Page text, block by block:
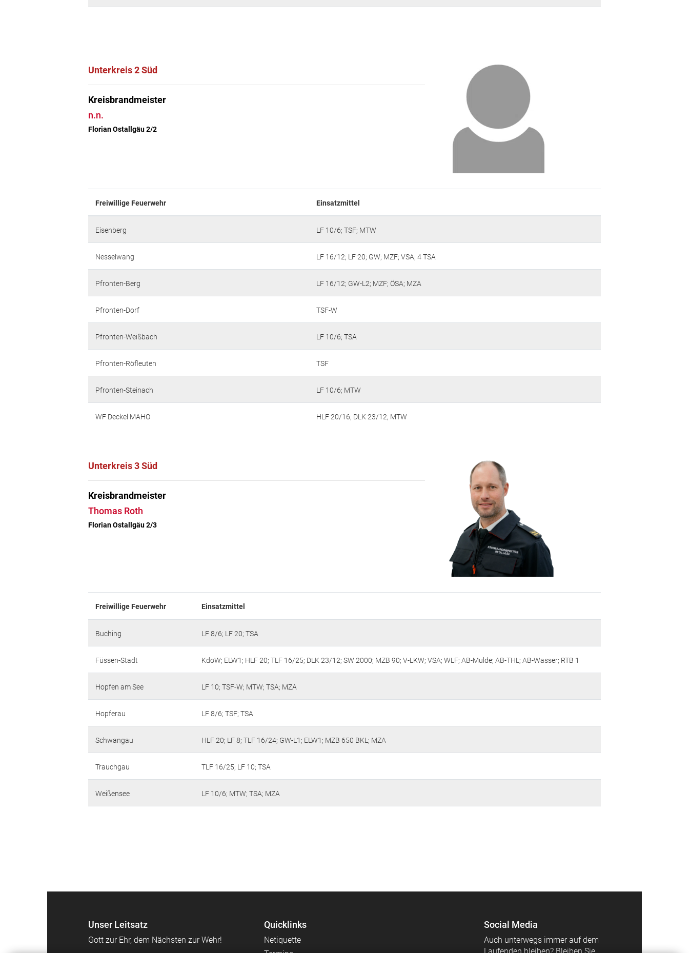
Unterkreis 2 Süd
Kreisbrandmeister
n.n.
Florian Ostallgäu 2/2
Freiwillige Feuerwehr Einsatzmittel
Eisenberg LF 10/6; TSF; MTW
Nesselwang LF 16/12; LF 20; GW; MZF; VSA; 4 TSA
Pfronten-Berg LF 16/12; GW-L2; MZF; ÖSA; MZA
Pfronten-Dorf TSF-W
Pfronten-Weißbach LF 10/6; TSA
Pfronten-Röfleuten TSF
Pfronten-Steinach LF 10/6; MTW
WF Deckel MAHO HLF 20/16; DLK 23/12; MTW
Unterkreis 3 Süd
Kreisbrandmeister
Thomas Roth
Florian Ostallgäu 2/3
Freiwillige Feuerwehr Einsatzmittel
Buching LF 8/6; LF 20; TSA
Füssen-Stadt KdoW; ELW1; HLF 20; TLF 16/25; DLK 23/12; SW 2000; MZB 90; V-LKW; VSA; WLF; AB-Mulde; AB-THL; AB-Wasser; RTB 1
Hopfen am See LF 10; TSF-W; MTW; TSA; MZA
Hopferau LF 8/6; TSF; TSA
Schwangau HLF 20; LF 8; TLF 16/24; GW-L1; ELW1; MZB 650 BKL; MZA
Trauchgau TLF 16/25; LF 10; TSA
Weißensee LF 10/6; MTW; TSA; MZA
Unser Leitsatz
Gott zur Ehr, dem Nächsten zur Wehr!
Quicklinks
Netiquette
Social Media
Auch unterwegs immer auf dem